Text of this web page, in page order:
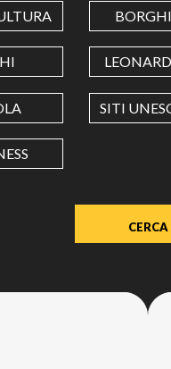
LONGITUDINE
dot
BORGHI
SITI